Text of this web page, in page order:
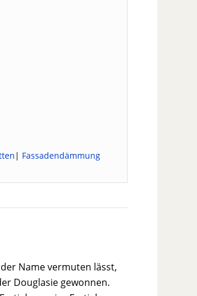
| Fassadendämmung
Name vermuten lässt,
Douglasie gewonnen.